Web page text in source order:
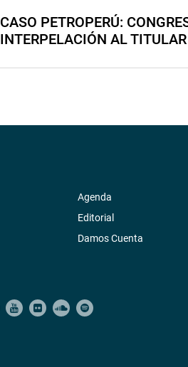
CASO PETROPERÚ:
INTERPELACIÓN AL
Agenda
Editorial
Damos Cuenta